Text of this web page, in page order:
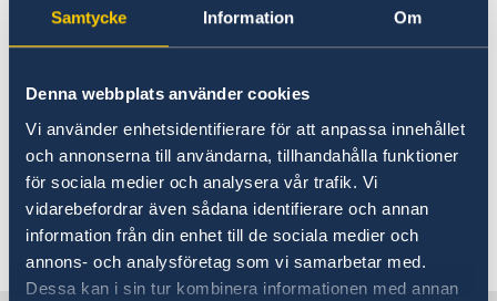
Samtycke Information Om
Denna webbplats använder cookies
Vi använder enhetsidentifierare för att anpassa innehållet
och annonserna till användarna, tillhandahålla funktioner
för sociala medier och analysera vår trafik. Vi
vidarebefordrar även sådana identifierare och annan
information från din enhet till de sociala medier och
annons- och analysföretag som vi samarbetar med.
Dessa kan i sin tur kombinera informationen med annan
Migrationssammanslagningen
07 mars 2019
Ludwig Göransson får regeringens
musikexportpris av
utrikeshandelsminister Ann Linde
« 1 2 ... 7 8 9 10 11 »